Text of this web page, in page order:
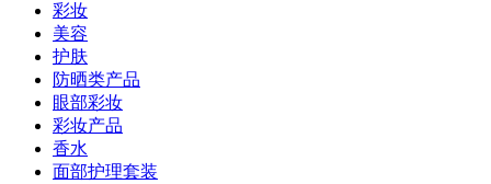
彩妆
美容
护肤
防晒类产品
眼部彩妆
彩妆产品
香水
面部护理套装